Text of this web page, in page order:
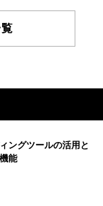
ングツールの活用と
能